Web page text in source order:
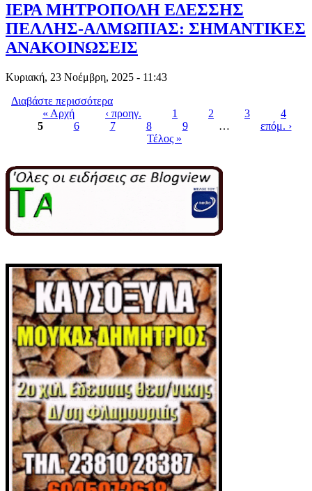
ΙΕΡΑ ΜΗΤΡΟΠΟΛΗ ΕΔΕΣΣΗΣ
ΠΕΛΛΗΣ-ΑΛΜΩΠΙΑΣ: ΣΗΜΑΝΤΙΚΕΣ
ΑΝΑΚΟΙΝΩΣΕΙΣ
Κυριακή, 23 Νοέμβρη, 2025 - 11:43
Διαβάστε περισσότερα
ΠΕΛΛΗΣ-ΑΛΜΩΠΙΑΣ: ΣΗΜΑΝΤΙΚΕΣ
ΑΝΑΚΟΙΝΩΣΕΙΣ
Pages
« Αρχή ‹ προηγ. 1 2 3
4
5
6 7 8 9 …
επόμ. ›
Τέλος »